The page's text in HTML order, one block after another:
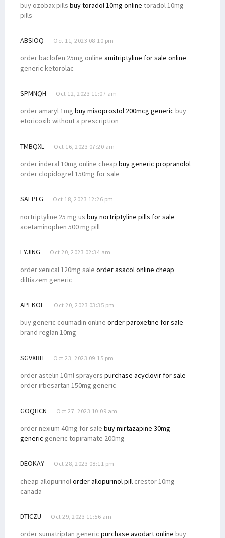
buy ozobax pills buy toradol 10mg online toradol 10mg
pills
ABSIOQ Oct 11, 2023 08:10 pm
order baclofen 25mg online amitriptyline for sale online
generic ketorolac
SPMNQH Oct 12, 2023 11:07 am
order amaryl 1mg buy misoprostol 200mcg generic buy
etoricoxib without a prescription
TMBQXL Oct 16, 2023 07:20 am
order inderal 10mg online cheap buy generic propranolol
order clopidogrel 150mg for sale
SAFPLG Oct 18, 2023 12:26 pm
nortriptyline 25 mg us buy nortriptyline pills for sale
acetaminophen 500 mg pill
EYJING Oct 20, 2023 02:34 am
order xenical 120mg sale order asacol online cheap
diltiazem generic
APEKOE Oct 20, 2023 03:35 pm
buy generic coumadin online order paroxetine for sale
brand reglan 10mg
SGVXBH Oct 23, 2023 09:15 pm
order astelin 10ml sprayers purchase acyclovir for sale
order irbesartan 150mg generic
GOQHCN Oct 27, 2023 10:09 am
order nexium 40mg for sale buy mirtazapine 30mg
generic generic topiramate 200mg
DEOKAY Oct 28, 2023 08:11 pm
cheap allopurinolorder allopurinol pill crestor 10mg
canada
DTICZU Oct 29, 2023 11:56 am
order sumatriptan generic purchase avodart online buy